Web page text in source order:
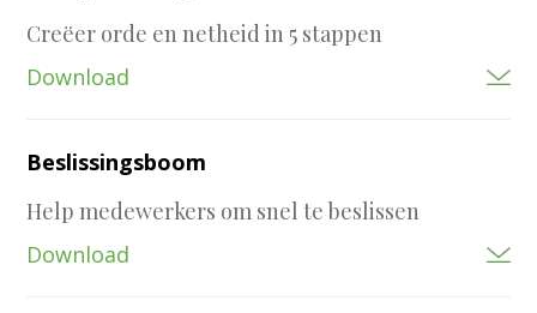
Creëer orde en netheid in 5 stappen
Download
Beslissingsboom
Help medewerkers om snel te beslissen
Download